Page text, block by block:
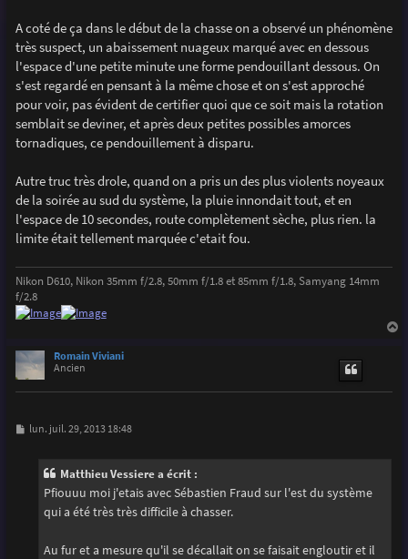
A coté de ça dans le début de la chasse on a observé un phénomène
très suspect, un abaissement nuageux marqué avec en dessous
l'espace d'une petite minute une forme pendouillant dessous. On
s'est regardé en pensant à la même chose et on s'est approché
pour voir, pas évident de certifier quoi que ce soit mais la rotation
semblait se deviner, et après deux petites possibles amorces
tornadiques, ce pendouillement à disparu.
Autre truc très drole, quand on a pris un des plus violents noyeaux
de la soirée au sud du système, la pluie innondait tout, et en
l'espace de 10 secondes, route complètement sèche, plus rien. la
limite était tellement marquée c'etait fou.
Nikon D610, Nikon 35mm f/2.8, 50mm f/1.8 et 85mm f/1.8, Samyang 14mm
f/2.8
Romain Viviani
Ancien
Mlun. juil. 29, 2013 18:48
Matthieu Vessiere a écrit :
Pfiouuu moi j'etais avec Sébastien Fraud sur l'est du système
qui a été très très difficile à chasser.
Au fur et a mesure qu'il se décallait on se faisait engloutir et il